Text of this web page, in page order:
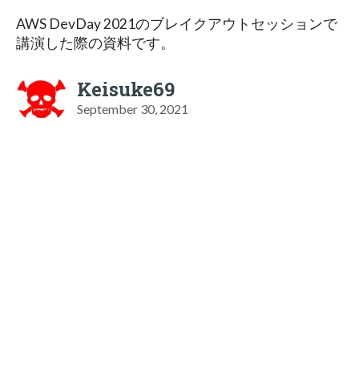
AWS DevDay 2021のブレイクアウトセッションで
講演した際の資料です。
Keisuke69
September 30, 2021